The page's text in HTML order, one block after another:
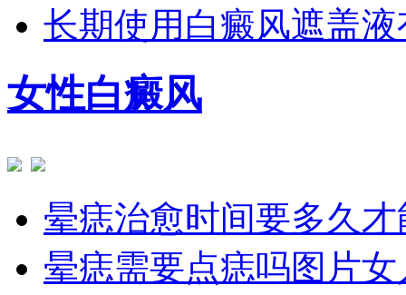
长期使用白癜风遮盖
女性白癜风
晕痣治愈时间要多久
晕痣需要点痣吗图片女